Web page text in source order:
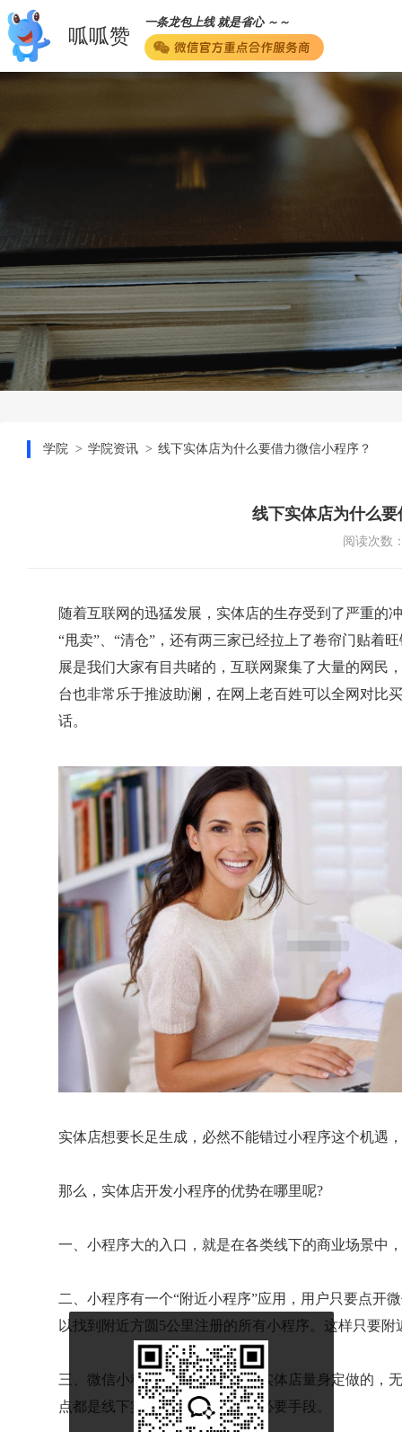
呱呱赞
一条龙包上线 就是省心 ～～
学院 学院资讯 线下实体店为什么要借力微信小程序？
线下实体店为什么
阅读次数
随着互联网的迅猛发展，实体店的生存受到了严重的
“甩卖”、“清仓”，还有两三家已经拉上了卷帘门贴着
展是我们大家有目共睹的，互联网聚集了大量的网民
台也非常乐于推波助澜，在网上老百姓可以全网对比
话。
实体店想要长足生成，必然不能错过小程序这个机遇
那么，实体店开发小程序的优势在哪里呢?
一、小程序大的入口，就是在各类线下的商业场景中
二、小程序有一个“附近小程序”应用， 用户只要点开
以找到附近方圆5公里注册的所有小程序。这样只要
三、微信小程序的功能是为线下实体店量身定做的，
点都是线下实体店做推广的一种必要手段。